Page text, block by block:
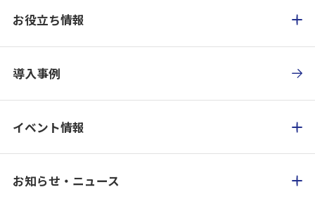
お役立ち情報
導入事例
イベント情報
お知らせ・ニュース